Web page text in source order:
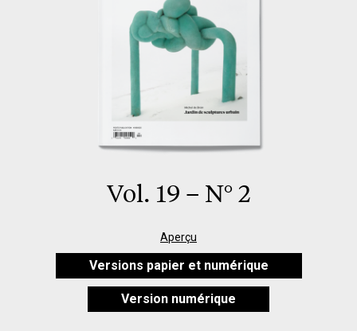
Vol. 19 – N° 2
Aperçu
Versions papier et numérique
Version numérique